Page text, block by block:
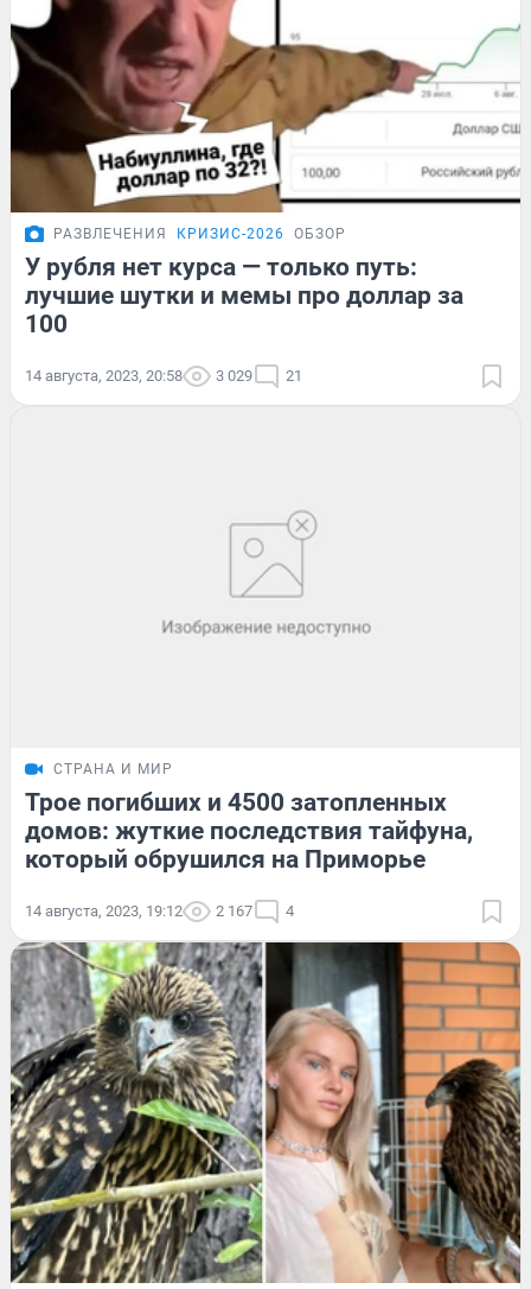
РАЗВЛЕЧЕНИЯ КРИЗИС-2026 ОБЗОР
У рубля нет курса — только путь:
лучшие шутки и мемы про доллар за
100
14 августа, 2023, 20:58 3 029 21
СТРАНА И МИР
Трое погибших и 4500 затопленных
домов: жуткие последствия тайфуна,
который обрушился на Приморье
14 августа, 2023, 19:12 2 167 4